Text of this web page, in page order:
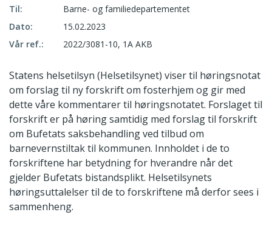
Til:
Barne- og familiedepartementet
Dato:
15.02.2023
Vår ref.:
2022/3081-10, 1A AKB
Statens helsetilsyn (Helsetilsynet) viser til høringsnotat
om forslag til ny forskrift om fosterhjem og gir med
dette våre kommentarer til høringsnotatet. Forslaget til
forskrift er på høring samtidig med forslag til forskrift
om Bufetats saksbehandling ved tilbud om
barnevernstiltak til kommunen. Innholdet i de to
forskriftene har betydning for hverandre når det
gjelder Bufetats bistandsplikt. Helsetilsynets
høringsuttalelser til de to forskriftene må derfor sees i
sammenheng.